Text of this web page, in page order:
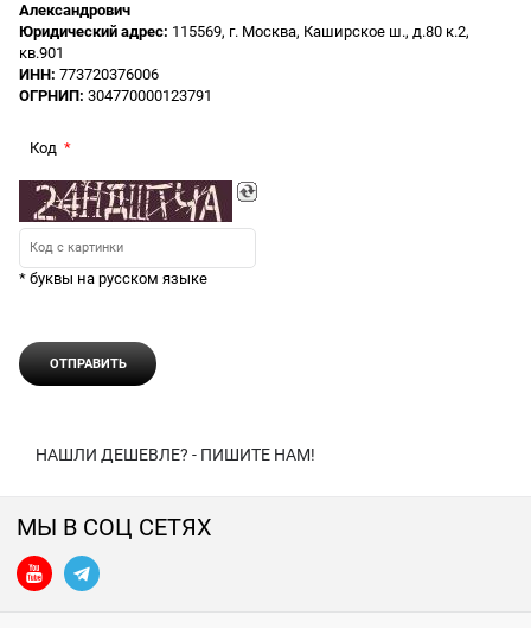
Александрович
Юридический адрес: 115569, г. Москва, Каширское ш., д.80 к.2,
кв.901
ИНН: 773720376006
ОГРНИП: 304770000123791
Код
* буквы на русском языке
НАШЛИ ДЕШЕВЛЕ? - ПИШИТЕ НАМ!
МЫ В СОЦ СЕТЯХ